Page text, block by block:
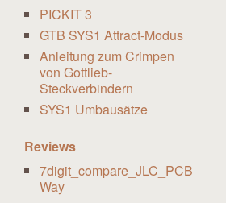
PICKIT 3
GTB SYS1 Attract-Modus
Anleitung zum Crimpen
von Gottlieb-
Steckverbindern
SYS1 Umbausätze
Reviews
7digit_compare_JLC_PCB
Way